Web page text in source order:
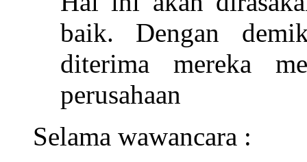
baik. Dengan
diterima mereka
perusahaan
Selama wawancara :